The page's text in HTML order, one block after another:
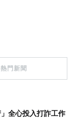
熱門新聞
全心投入打詐工作